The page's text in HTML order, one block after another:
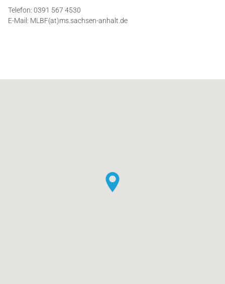
KONTAKT & TERMINVEREINBARUNG
Telefon: 0391 567 4530
E-Mail: MLBF(at)ms.sachsen-anhalt.de